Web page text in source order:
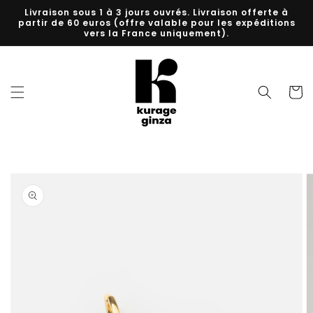
passer
au
Livraison sous 1 à 3 jours ouvrés. Livraison offerte à
partir de 60 euros (offre valable pour les expéditions
vers la France uniquement).
Panier
informations
produits